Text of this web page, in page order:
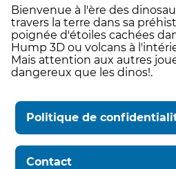
Bienvenue à l'ère des
travers la terre dans sa
poignée d'étoiles cachées
Hump 3D ou volcans à
Mais attention aux autres
dangereux que les dinos!.
Politique de
Contact